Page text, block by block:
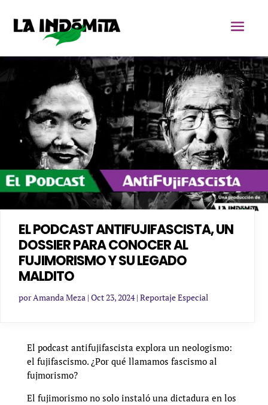
EL PODCAST ANTIFUJIFASCISTA, UN
DOSSIER PARA CONOCER AL
FUJIMORISMO Y SU LEGADO
MALDITO
porAmanda Meza | Oct 23, 2024| Reportaje Especial
El podcast antifujifascista explora un neologismo:
el fujifascismo. ¿Por qué llamamos fascismo al
fujmorismo?
El fujimorismo no solo instaló una dictadura en los